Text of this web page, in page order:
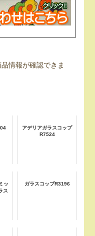
情報が確認できま
アデリアガラスコップ
R7524
ッ
ス
ガラスコップR3196